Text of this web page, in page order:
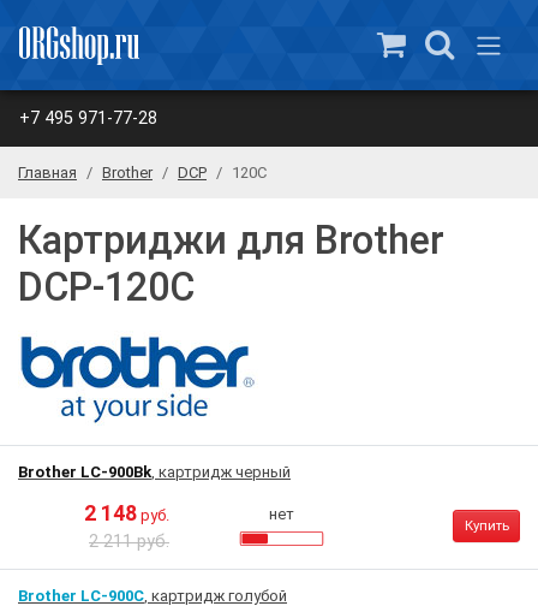
+7 495 971-77-28
Главная Brother DCP 120C
Картриджи для Brother
DCP-120C
Brother LC-900Bk, картридж черный
2 148 руб.
2 211 руб.
нет
Купить
Brother LC-900C, картридж голубой